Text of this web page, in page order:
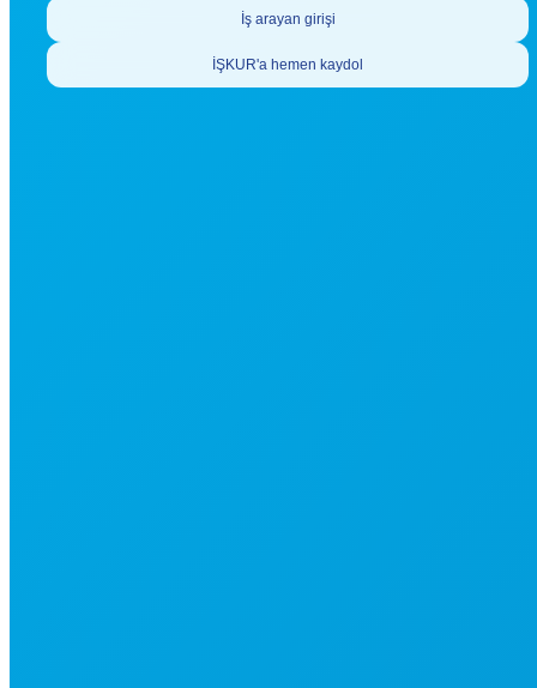
İş arayan girişi
İŞKUR'a hemen kaydol